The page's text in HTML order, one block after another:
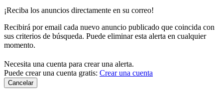
¡Reciba los anuncios directamente en su correo!
Recibirá por email cada nuevo anuncio publicado que coincida con
sus criterios de búsqueda. Puede eliminar esta alerta en cualquier
momento.
Necesita una cuenta para crear una alerta.
Puede crear una cuenta gratis: Crear una cuenta
Cancelar